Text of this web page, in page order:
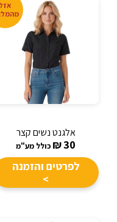
אזל
אלגנט נשים קצר
30
₪ כולל מע"מ
לפרטים והזמנה
>